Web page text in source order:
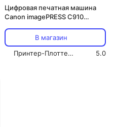
Цифровая печатная машина
Canon imagePRESS C910
контроллерВ магазин
Принтер-Плоттер.ру
5.0